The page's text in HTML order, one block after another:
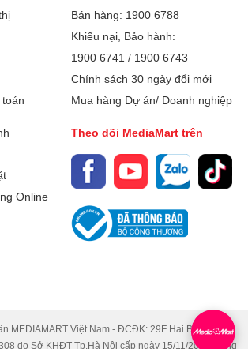
Bán hàng: 1900 6788
Khiếu nại, Bảo hành:
1900 6741 / 1900 6743
Chính sách 30 ngày đổi mới
Mua hàng Dự án/ Doanh nghiệp
Online
Theo dõi MediaMart trên
MEDIAMART Việt Nam - ĐCĐK: 29F Hai Bà Trưng.
do Sở KHĐT Tp.Hà Nội cấp ngày 15/11/2007, đăng